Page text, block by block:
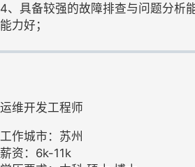
4、具备较强的故障排查与问题分析
能力好；
运维开发工程师
工作城市：苏州
薪资：6k-11k